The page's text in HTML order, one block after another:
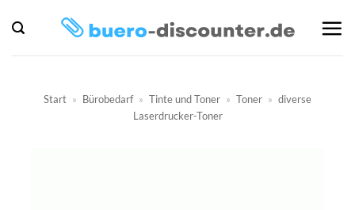
Inhalt
springen
Start » Bürobedarf » Tinte und Toner » Toner » diverse
Laserdrucker-Toner